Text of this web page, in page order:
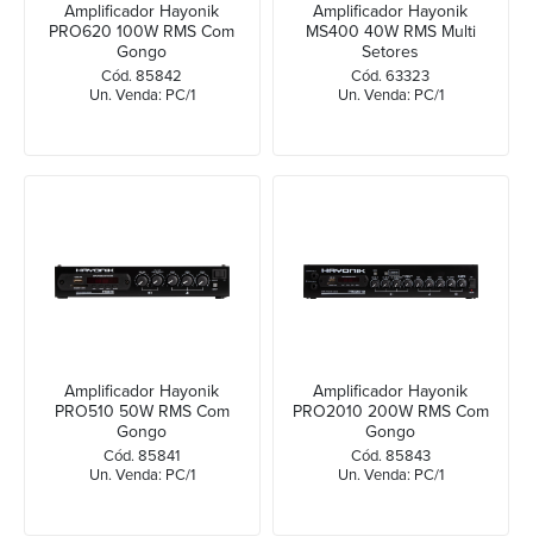
Amplificador Hayonik
PRO620 100W RMS Com
Gongo
Cód. 85842
Un. Venda: PC/1
Amplificador Hayonik
MS400 40W RMS Multi
Setores
Cód. 63323
Un. Venda: PC/1
Amplificador Hayonik
PRO510 50W RMS Com
Gongo
Cód. 85841
Un. Venda: PC/1
Amplificador Hayonik
PRO2010 200W RMS Com
Gongo
Cód. 85843
Un. Venda: PC/1